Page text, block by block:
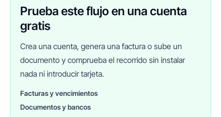
Prueba este flujo en una cuenta
gratis
Crea una cuenta, genera una factura o sube un
documento y comprueba el recorrido sin instalar
nada ni introducir tarjeta.
Facturas y vencimientos
Documentos y bancos
FINANEDI